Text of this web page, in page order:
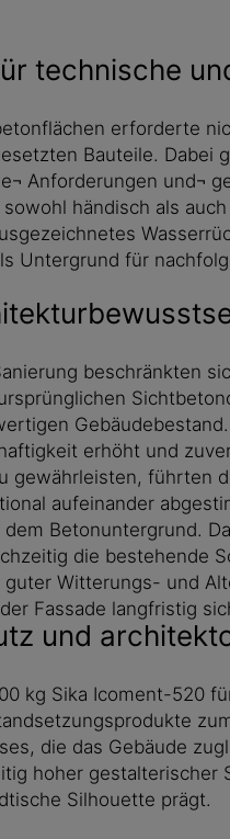
technische
erforderte
Bauteile.
Anforderungen und¬
händisch als
Untergrund für
beschränkten
erhöht und
gewährleisten, führten
aufeinander
Betonuntergrund.
die bestehende
Witterungs- und
Fassade langfristig
und
kg Sika Icoment-520
die das Gebäude
hoher
Silhouette prägt.